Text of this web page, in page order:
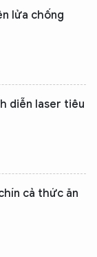
lửa chống
diễn laser tiêu
cả thức ăn
trợ!